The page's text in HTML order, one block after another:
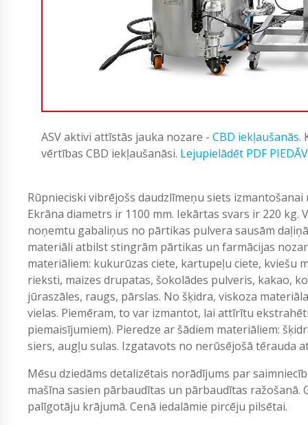
ASV aktivi attīstās jauka nozare - CBD iekļaušanās.
vērtības CBD iekļaušanāsi. Lejupielādēt PDF
Rūpnieciski vibrējošs daudzlīmeņu siets
Ekrāna diametrs ir 1100 mm. Iekārtas svars ir 220
noņemtu gabaliņus no pārtikas pulvera sausām
materiāli atbilst stingrām pārtikas un farmācijas
materiāliem: kukurūzas ciete, kartupeļu ciete, kviešu
rieksti, maizes drupatas, šokolādes pulveris, kakao,
jūraszāles, raugs, pārslas. No šķidra, viskoza
vielas. Piemēram, to var izmantot, lai attīrītu
piemaisījumiem). Pieredze ar šādiem materiāliem:
siers, augļu sulas. Izgatavots no nerūsējošā tērauda
Mēsu dziedāms detalizētais norādījums par
mašīna sasien pārbaudītas un pārbaudītas
palīgotāju krājumā. Cenā iedalāmie pircēju pilsētai.